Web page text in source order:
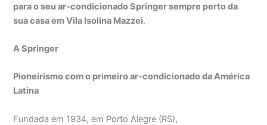
para o seu ar-condicionado Springer sempre perto da
sua casa em Vila Isolina Mazzei.
A Springer
Pioneirismo com o primeiro ar-condicionado da América
Latina
Fundada em 1934, em Porto Alegre (RS),